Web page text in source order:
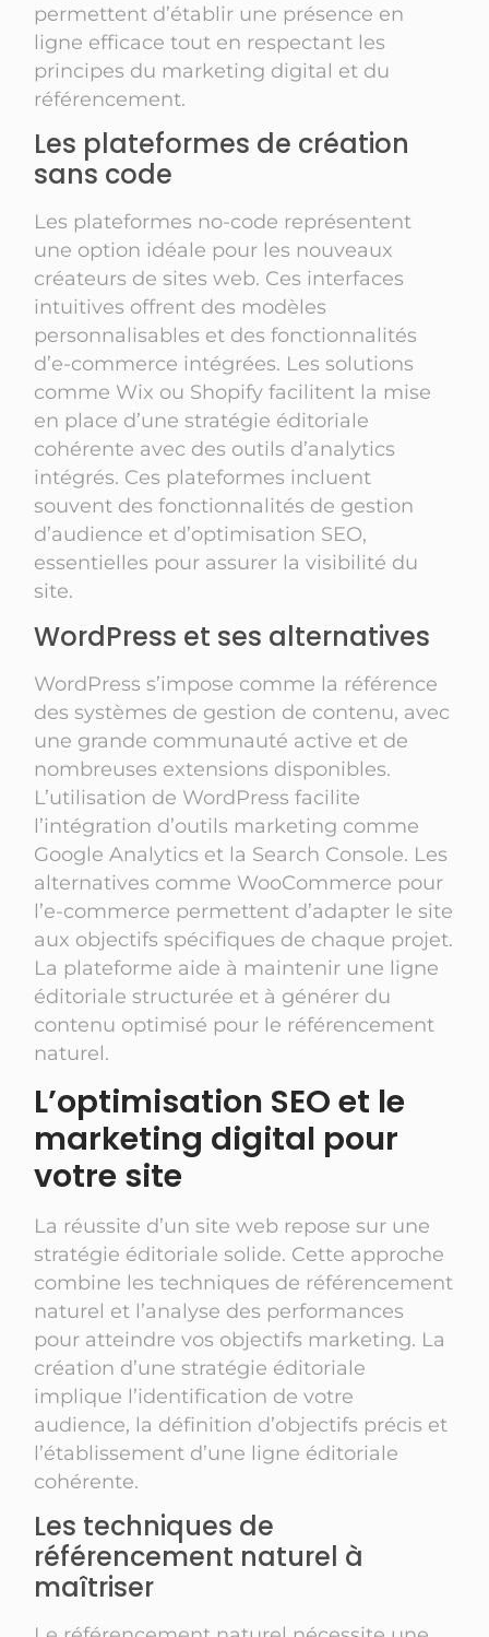
permettent d’établir une présence en
ligne efficace tout en respectant les
principes du marketing digital et du
référencement.
Les plateformes de création
sans code
Les plateformes no-code représentent
une option idéale pour les nouveaux
créateurs de sites web. Ces interfaces
intuitives offrent des modèles
personnalisables et des fonctionnalités
d’e-commerce intégrées. Les solutions
comme Wix ou Shopify facilitent la mise
en place d’une stratégie éditoriale
cohérente avec des outils d’analytics
intégrés. Ces plateformes incluent
souvent des fonctionnalités de gestion
d’audience et d’optimisation SEO,
essentielles pour assurer la visibilité du
site.
WordPress et ses alternatives
WordPress s’impose comme la référence
des systèmes de gestion de contenu, avec
une grande communauté active et de
nombreuses extensions disponibles.
L’utilisation de WordPress facilite
l’intégration d’outils marketing comme
Google Analytics et la Search Console. Les
alternatives comme WooCommerce pour
l’e-commerce permettent d’adapter le site
aux objectifs spécifiques de chaque projet.
La plateforme aide à maintenir une ligne
éditoriale structurée et à générer du
contenu optimisé pour le référencement
naturel.
L’optimisation SEO et le
marketing digital pour
votre site
La réussite d’un site web repose sur une
stratégie éditoriale solide. Cette approche
combine les techniques de référencement
naturel et l’analyse des performances
pour atteindre vos objectifs marketing. La
création d’une stratégie éditoriale
implique l’identification de votre
audience, la définition d’objectifs précis et
l’établissement d’une ligne éditoriale
cohérente.
Les techniques de
référencement naturel à
maîtriser